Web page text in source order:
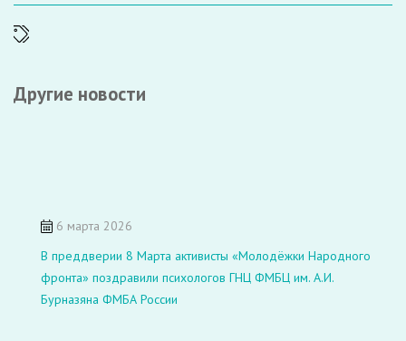
Другие новости
6 марта 2026
В преддверии 8 Марта активисты «Молодёжки Народного
фронта» поздравили психологов ГНЦ ФМБЦ им. А.И.
Бурназяна ФМБА России